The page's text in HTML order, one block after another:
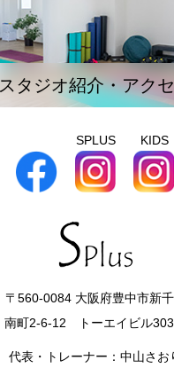
スタジオ紹介・アク
SPLUS KIDS
〒560-0084 大阪府豊中市新
南町2-6-12 トーエイビル
代表・トレーナー：中山さお